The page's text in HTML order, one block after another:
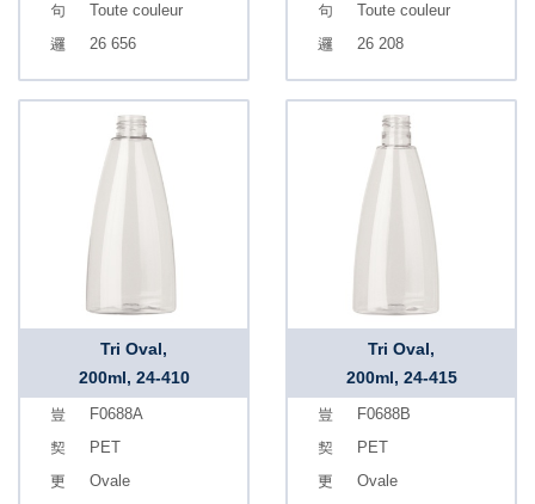
Toute couleur
26 656
Toute couleur
26 208
Tri Oval,
200ml, 24-410
F0688A
PET
Ovale
Tri Oval,
200ml, 24-415
F0688B
PET
Ovale